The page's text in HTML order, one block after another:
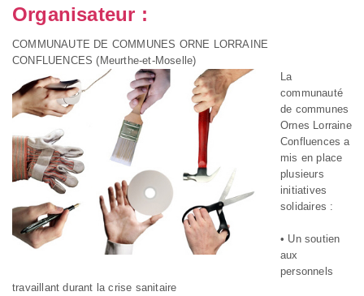
Organisateur :
COMMUNAUTE DE COMMUNES ORNE LORRAINE
CONFLUENCES (Meurthe-et-Moselle)
La
communauté
de communes
Ornes Lorraine
Confluences a
mis en place
plusieurs
initiatives
solidaires :
• Un soutien
aux
personnels
travaillant durant la crise sanitaire